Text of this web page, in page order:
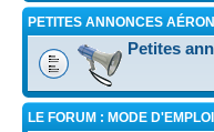
PETITES ANNONCES
Petites
LE FORUM : MODE D'EMPLOI